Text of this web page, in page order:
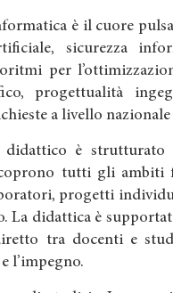
è il cuore
sicurezza
per
progettualità
a livello
didattico è
tutti gli ambiti
progetti
La didattica è
tra docenti e
l’impegno.